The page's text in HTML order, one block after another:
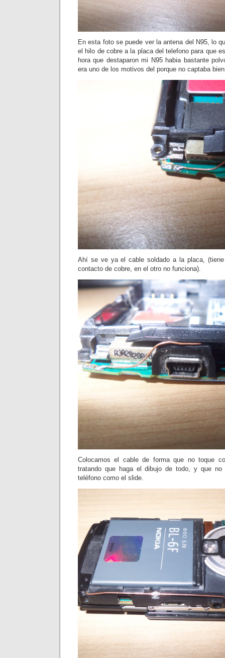
En esta foto se puede ver la antena del N95, lo
el hilo de cobre a la placa del telefono para que
hora que destaparon mi N95 habia bastante
era uno de los motivos del porque no captaba
Ahí se ve ya el cable soldado a la placa,
contacto de cobre, en el otro no funciona).
Colocamos el cable de forma que no toque
tratando que haga el dibujo de todo, y que no
teléfono como el slide.